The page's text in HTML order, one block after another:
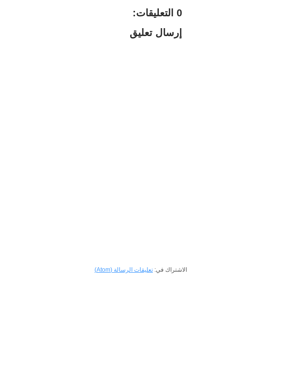
0 التعليقات:
إرسال تعليق
الاشتراك في: تعليقات الرسالة (Atom)